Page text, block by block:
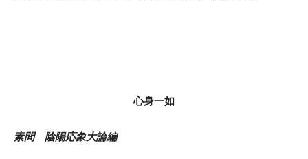
心身一如
素問 陰陽応象大論編